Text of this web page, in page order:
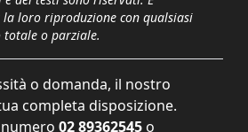
la loro riproduzione con qualsiasi
totale o parziale.
o domanda, il nostro
completa disposizione.
02 89362545 o